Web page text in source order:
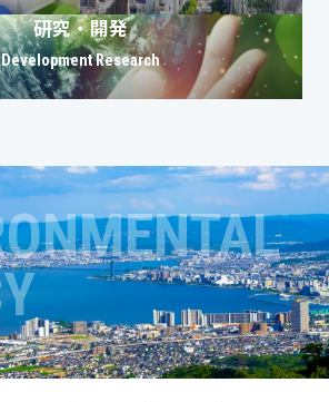
研究・開発
Development Research